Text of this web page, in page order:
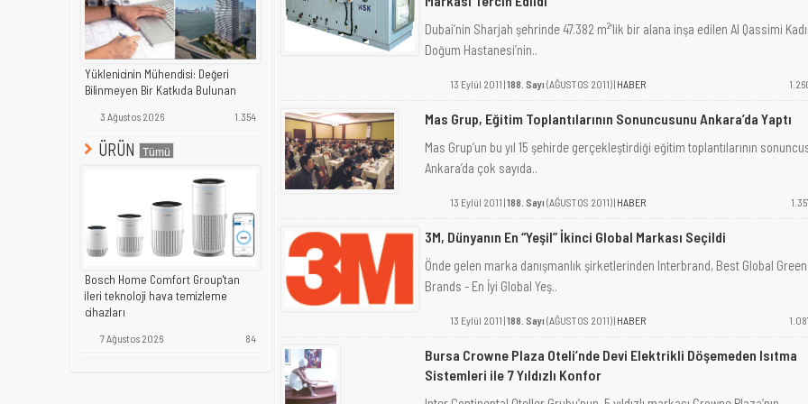
Yüklenicinin Mühendisi: Değeri
Bilinmeyen Bir Katkıda Bulunan
3 Ağustos 2026 1.354
ÜRÜN
Bosch Home Comfort Group'tan
ileri teknoloji hava temizleme
cihazları
7 Ağustos 2026 84
Dubai’nin Sharjah şehrinde 47.382 m²’lik bir alana inşa edilen Al Qassimi
Doğum Hastanesi’nin..
13 Eylül 2011 |188. Sayı (AĞUSTOS 2011) | HABER
Mas Grup, Eğitim Toplantılarının Sonuncusunu Ankara’da Yaptı
Mas Grup’un bu yıl 15 şehirde gerçekleştirdiği eğitim toplantılarının
Ankara’da çok sayıda..
13 Eylül 2011 |188. Sayı (AĞUSTOS 2011) | HABER
3M, Dünyanın En “Yeşil” İkinci Global Markası Seçildi
Önde gelen marka danışmanlık şirketlerinden Interbrand, Best Global Green
Brands - En İyi Global Yeş..
13 Eylül 2011 |188. Sayı (AĞUSTOS 2011) | HABER
Bursa Crowne Plaza Oteli’nde Devi Elektrikli Döşemeden Isıtma
Sistemleri ile 7 Yıldızlı Konfor